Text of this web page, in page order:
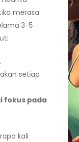
merasa
3-5
setiap
fokus pada
kali